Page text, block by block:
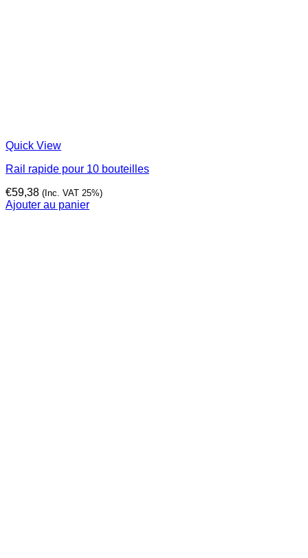
Quick View
Rail rapide pour 10 bouteilles
€59,38 (Inc. VAT 25%)
Ajouter au panier